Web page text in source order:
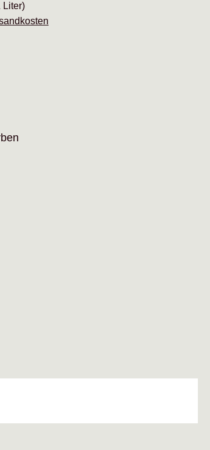
Liter)